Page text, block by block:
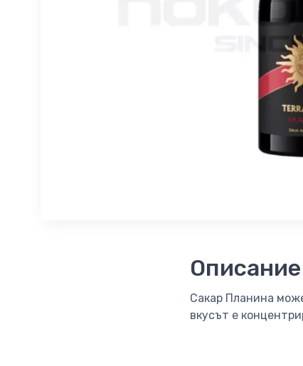
Описание
Сакар Планина
вкусът е